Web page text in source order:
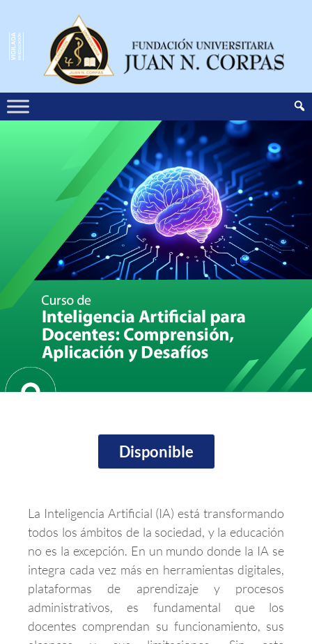
Disponible
La Inteligencia Artificial (IA) está transformando
todos los ámbitos de la sociedad, y la educación
no es la excepción. En un mundo donde la IA se
integra cada vez más en herramientas digitales,
plataformas de aprendizaje y procesos
administrativos, es fundamental que los
docentes comprendan su funcionamiento, sus